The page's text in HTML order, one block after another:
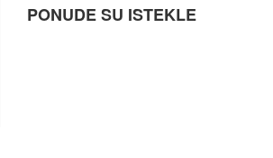
PONUDE SU ISTEKLE